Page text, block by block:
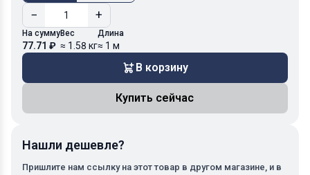
− +
На сумму
77.71 ₽
Вес
≈ 1.58 кг
Длина
≈ 1 м
В корзину
Купить сейчас
Нашли дешевле?
Пришлите нам ссылку на этот товар в другом магазине, и в